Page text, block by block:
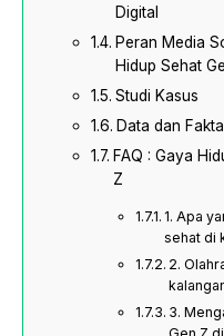
Digital
Peran Media
Hidup Sehat
Studi Kasus
Data dan Fakta
FAQ : Gaya
Z
1. Apa
sehat di
2.
3.